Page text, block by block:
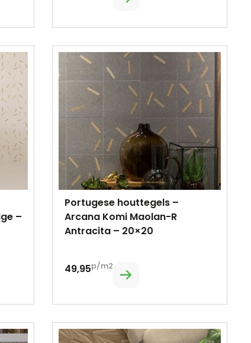
–
Portugese houttegels –
Arcana Komi Maolan-R
Antracita – 20×20
49,95p/m2